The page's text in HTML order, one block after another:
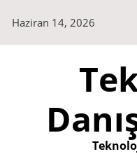
content
Haziran 14, 2026